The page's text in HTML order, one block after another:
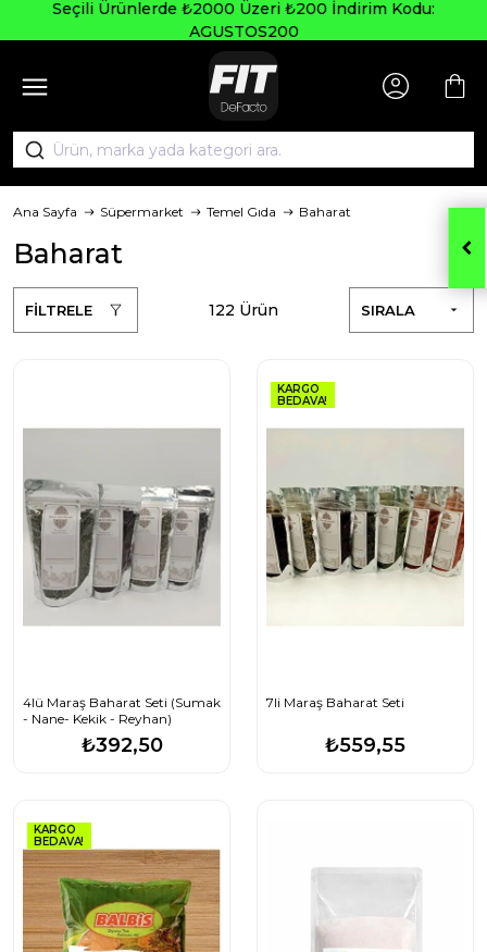
Seçili Ürünlerde ₺2000 Üzeri ₺200 İndirim Kodu:
AGUSTOS200
Ana Sayfa Süpermarket Temel Gıda Baharat
Baharat
FİLTRELE SIRALA
122 Ürün
4lü Maraş Baharat Seti (Sumak
- Nane- Kekik - Reyhan)
₺392,50
KARGO
BEDAVA!
7li Maraş Baharat Seti
₺559,55
KARGO
BEDAVA!